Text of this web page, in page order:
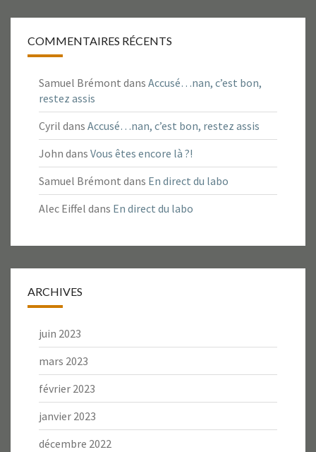
COMMENTAIRES RÉCENTS
Samuel Brémont dans Accusé…nan, c’est bon,
restez assis
Cyril dans Accusé…nan, c’est bon, restez assis
John dans Vous êtes encore là ?!
Samuel Brémont dans En direct du labo
Alec Eiffel dans En direct du labo
ARCHIVES
juin 2023
mars 2023
février 2023
janvier 2023
décembre 2022